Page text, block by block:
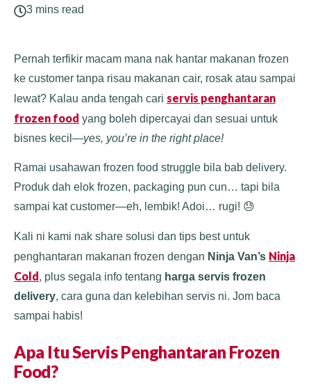
3 mins read
Pernah terfikir macam mana nak hantar makanan frozen
ke customer tanpa risau makanan cair, rosak atau sampai
lewat? Kalau anda tengah cari servis penghantaran
frozen food yang boleh dipercayai dan sesuai untuk
bisnes kecil—yes, you’re in the right place!
Ramai usahawan frozen food struggle bila bab delivery.
Produk dah elok frozen, packaging pun cun… tapi bila
sampai kat customer—eh, lembik! Adoi… rugi! 😓
Kali ni kami nak share solusi dan tips best untuk
penghantaran makanan frozen dengan Ninja Van’s Ninja
Cold, plus segala info tentang harga servis frozen
delivery, cara guna dan kelebihan servis ni. Jom baca
sampai habis!
Apa Itu Servis Penghantaran Frozen
Food?